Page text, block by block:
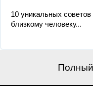
10 уникальных
близкому человеку...
Полный